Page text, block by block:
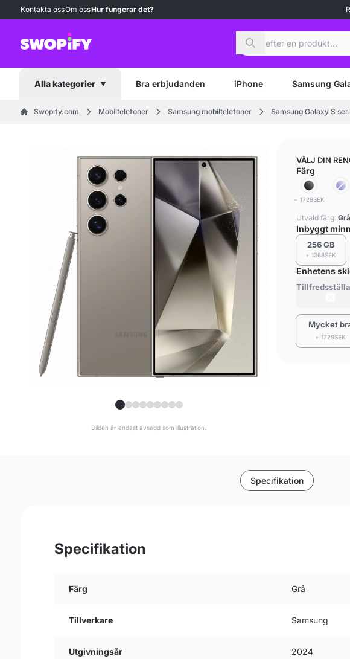
Kontakta ossOm ossHur fungerar det?
Alla kategorier Bra erbjudanden iPhone Samsung
Swopify.com Mobiltelefoner Samsung mobiltelefoner Samsung Galaxy S
Bilden är endast avsedd som illustration.
VÄLJ DIN
Färg
+ 1729SEK
Utvald färg:Grå
Inbyggt
256 GB
+ 1368SEK
Enhetens
Mycket
+ 1729SEK
Specifikation
Specifikation
Färg Grå
Tillverkare Samsung
Utgivningsår 2024